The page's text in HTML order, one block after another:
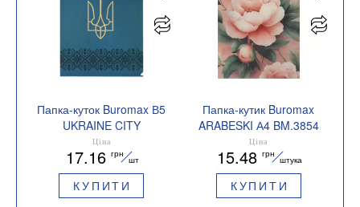
Папка-куток Buromax В5
UKRAINE CITY
BM.3971-02
Ціна
17.16 грн
шт
КУПИТИ
Папка-кутик Buromax
ARABESKI А4 BM.3854
Ціна
15.48 грн
штука
КУПИТИ